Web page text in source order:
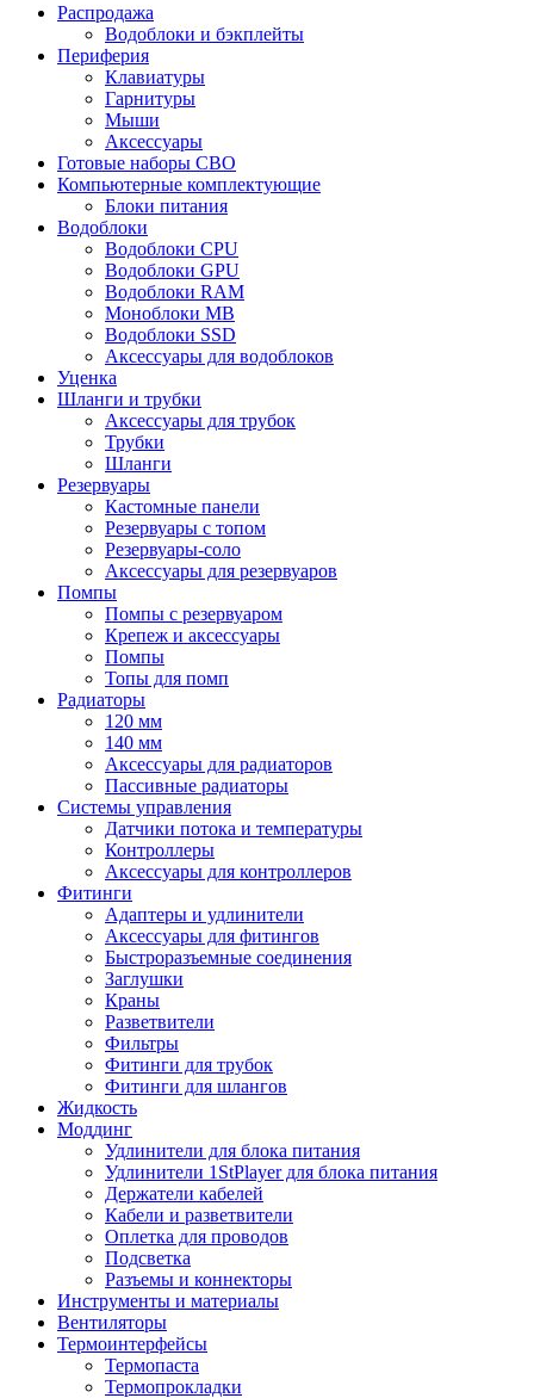
Распродажа
Водоблоки и бэкплейты
Периферия
Клавиатуры
Гарнитуры
Мыши
Аксессуары
Готовые наборы СВО
Компьютерные комплектующие
Блоки питания
Водоблоки
Водоблоки CPU
Водоблоки GPU
Водоблоки RAM
Моноблоки MB
Водоблоки SSD
Аксессуары для водоблоков
Уценка
Шланги и трубки
Аксессуары для трубок
Трубки
Шланги
Резервуары
Кастомные панели
Резервуары с топом
Резервуары-соло
Аксессуары для резервуаров
Помпы
Помпы с резервуаром
Крепеж и аксессуары
Помпы
Топы для помп
Радиаторы
120 мм
140 мм
Аксессуары для радиаторов
Пассивные радиаторы
Системы управления
Датчики потока и температуры
Контроллеры
Аксессуары для контроллеров
Фитинги
Адаптеры и удлинители
Аксессуары для фитингов
Быстроразъемные соединения
Заглушки
Краны
Разветвители
Фильтры
Фитинги для трубок
Фитинги для шлангов
Жидкость
Моддинг
Удлинители для блока питания
Удлинители 1StPlayer для блока питания
Держатели кабелей
Кабели и разветвители
Оплетка для проводов
Подсветка
Разъемы и коннекторы
Инструменты и материалы
Вентиляторы
Термоинтерфейсы
Термопаста
Термопрокладки